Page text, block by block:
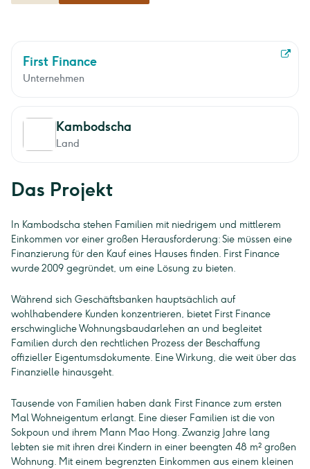
First Finance
Unternehmen
Kambodscha
Land
Das Projekt
In Kambodscha stehen Familien mit niedrigem und mittlerem
Einkommen vor einer großen Herausforderung: Sie müssen eine
Finanzierung für den Kauf eines Hauses finden. First Finance
wurde 2009 gegründet, um eine Lösung zu bieten.
Während sich Geschäftsbanken hauptsächlich auf
wohlhabendere Kunden konzentrieren, bietet First Finance
erschwingliche Wohnungsbaudarlehen an und begleitet
Familien durch den rechtlichen Prozess der Beschaffung
offizieller Eigentumsdokumente. Eine Wirkung, die weit über das
Finanzielle hinausgeht.
Tausende von Familien haben dank First Finance zum ersten
Mal Wohneigentum erlangt. Eine dieser Familien ist die von
Sokpoun und ihrem Mann Mao Hong. Zwanzig Jahre lang
lebten sie mit ihren drei Kindern in einer beengten 48 m² großen
Wohnung. Mit einem begrenzten Einkommen aus einem kleinen